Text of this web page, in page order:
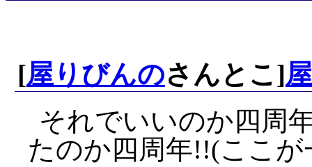
[屋りびんのさんとこ]
それでいいのか四周
たのか四周年!!(ここ